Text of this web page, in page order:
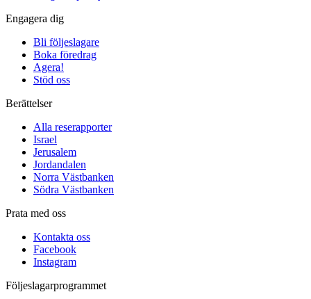
Engagera dig
Bli följeslagare
Boka föredrag
Agera!
Stöd oss
Berättelser
Alla reserapporter
Israel
Jerusalem
Jordandalen
Norra Västbanken
Södra Västbanken
Prata med oss
Kontakta oss
Facebook
Instagram
Följeslagarprogrammet